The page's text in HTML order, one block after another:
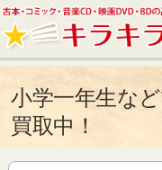
小学一年生な
買取中！